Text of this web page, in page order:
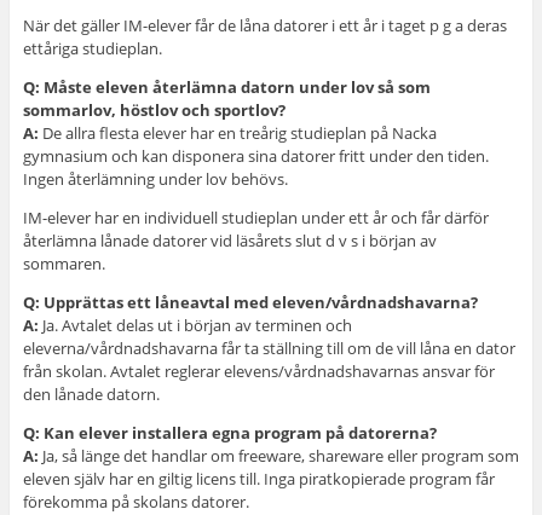
När det gäller IM-elever får de låna datorer i ett år i taget p g a deras
ettåriga studieplan.
Q: Måste eleven återlämna datorn under lov så som
sommarlov, höstlov och sportlov?
A: De allra flesta elever har en treårig studieplan på Nacka
gymnasium och kan disponera sina datorer fritt under den tiden.
Ingen återlämning under lov behövs.
IM-elever har en individuell studieplan under ett år och får därför
återlämna lånade datorer vid läsårets slut d v s i början av
sommaren.
Q: Upprättas ett låneavtal med eleven/vårdnadshavarna?
A: Ja. Avtalet delas ut i början av terminen och
eleverna/vårdnadshavarna får ta ställning till om de vill låna en dator
från skolan. Avtalet reglerar elevens/vårdnadshavarnas ansvar för
den lånade datorn.
Q: Kan elever installera egna program på datorerna?
A: Ja, så länge det handlar om freeware, shareware eller program som
eleven själv har en giltig licens till. Inga piratkopierade program får
förekomma på skolans datorer.